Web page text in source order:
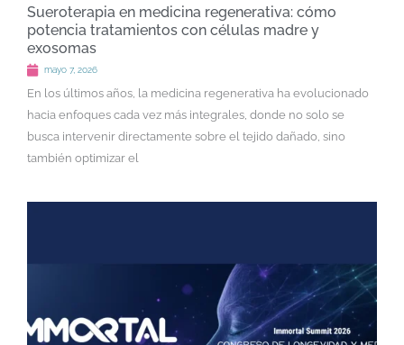
Sueroterapia en medicina regenerativa: cómo
potencia tratamientos con células madre y
exosomas
mayo 7, 2026
En los últimos años, la medicina regenerativa ha evolucionado
hacia enfoques cada vez más integrales, donde no solo se
busca intervenir directamente sobre el tejido dañado, sino
también optimizar el